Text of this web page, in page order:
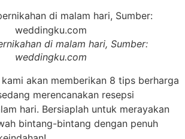
di malam hari, Sumber:
weddingku.com
akan memberikan 8 tips berharga
merencanakan resepsi
hari. Bersiaplah untuk merayakan
bintang-bintang dengan penuh